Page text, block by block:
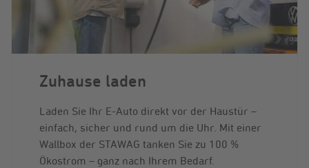
Zuhause laden
Laden Sie Ihr E-Auto direkt vor der Haustür –
einfach, sicher und rund um die Uhr. Mit einer
Wallbox der STAWAG tanken Sie zu 100 %
Ökostrom – ganz nach Ihrem Bedarf.